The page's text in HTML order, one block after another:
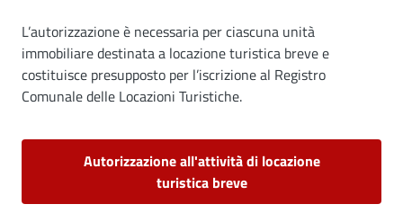
L’autorizzazione è necessaria per ciascuna unità
immobiliare destinata a locazione turistica breve e
costituisce presupposto per l’iscrizione al Registro
Comunale delle Locazioni Turistiche.
Autorizzazione all'attività di locazione
turistica breve